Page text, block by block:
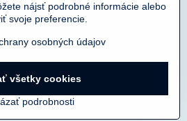
2026Copyright
Zásady ochrany osobných údajov
systémom:BiznisWeb.sk
nájsť podrobné informácie alebo
svoje preferencie.
osobných údajov
podrobnosti
všetky cookies